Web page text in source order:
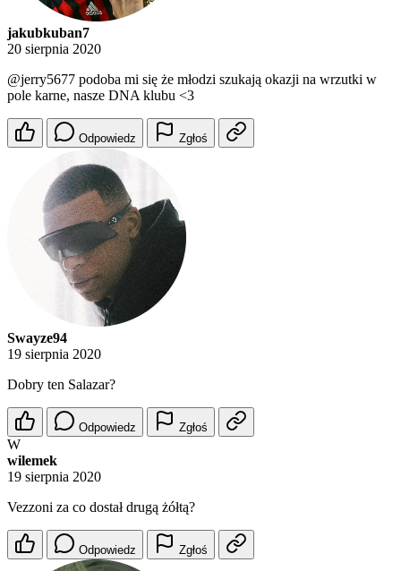
jakubkuban7
20 sierpnia 2020
@jerry5677 podoba mi się że młodzi szukają okazji na wrzutki w
pole karne, nasze DNA klubu <3
Odpowiedz Zgłoś
Swayze94
19 sierpnia 2020
Dobry ten Salazar?
Odpowiedz Zgłoś
W
wilemek
19 sierpnia 2020
Vezzoni za co dostał drugą żółtą?
Odpowiedz Zgłoś